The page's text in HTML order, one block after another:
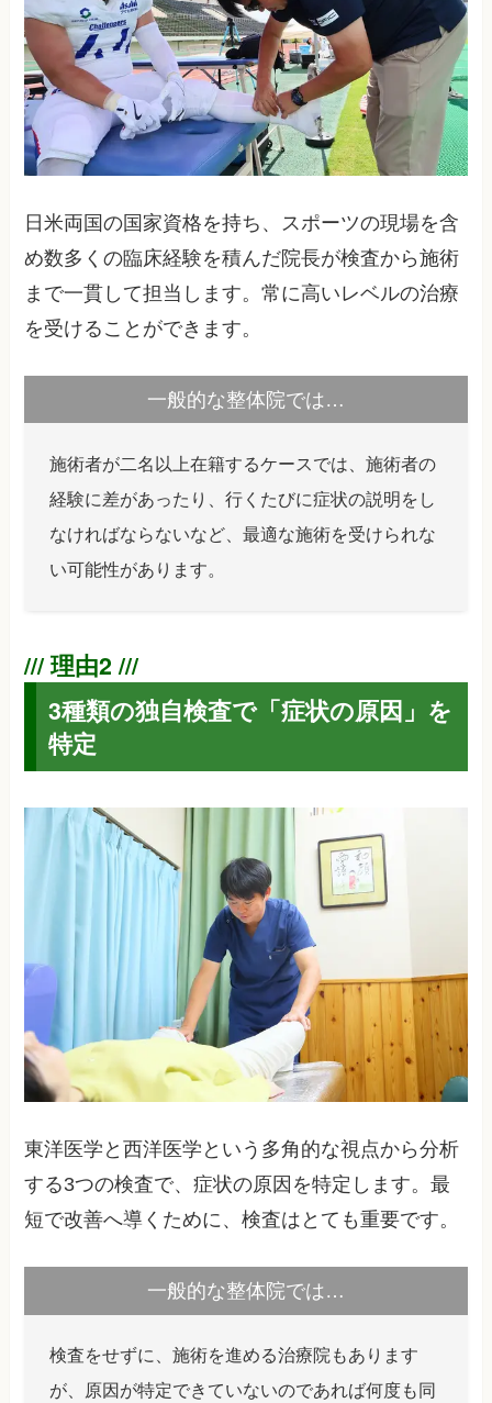
日米両国の国家資格を持ち、スポーツの現場を含
め数多くの臨床経験を積んだ院長が検査から施術
まで一貫して担当します。常に高いレベルの治療
を受けることができます。
一般的な整体院では…
施術者が二名以上在籍するケースでは、施術者の
経験に差があったり、行くたびに症状の説明をし
なければならないなど、最適な施術を受けられな
い可能性があります。
3種類の独自検査で「症状の原因」を
特定
東洋医学と西洋医学という多角的な視点から分析
する3つの検査で、症状の原因を特定します。最
短で改善へ導くために、検査はとても重要です。
一般的な整体院では…
検査をせずに、施術を進める治療院もあります
が、原因が特定できていないのであれば何度も同